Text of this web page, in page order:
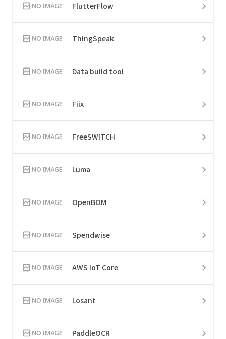
FlutterFlow
ThingSpeak
Data build tool
Fiix
FreeSWITCH
Luma
OpenBOM
Spendwise
AWS IoT Core
Losant
PaddleOCR